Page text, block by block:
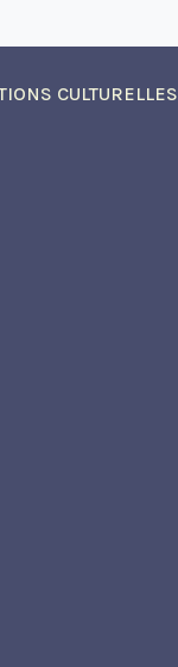
CULTURELLES